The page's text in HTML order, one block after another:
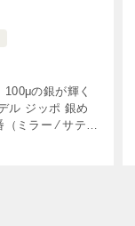
の銀が輝く
ル ジッポ 銀め
ミラー ⁄ サテー